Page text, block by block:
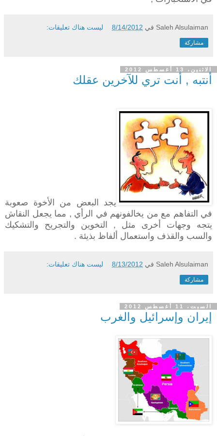
Saleh Alsulaiman في 8/14/2012 ليست هناك تعليقات:
مشاركة
الاثنين، 13 أغسطس 2012
أنتبه , أنت تري للآخرين عقلك
يجد البعض من الأخوة صعوبة
في التفاهم مع من يخالفونهم في الرأي , مما يجعل النقاش
يتجه وجهات أخرى مثل , التخوين والتجريح والتشكيك
والسب والقذف واستعمال ألفاظ بذيئة .
Saleh Alsulaiman في 8/13/2012 ليست هناك تعليقات:
مشاركة
السبت، 11 أغسطس 2012
إيران وإسرائيل والغرب